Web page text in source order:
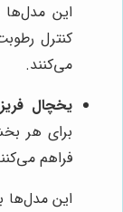
این مدل‌ها
کنترل
می‌کنند.
یخچال
برای هر
فراهم
این مدل‌ها